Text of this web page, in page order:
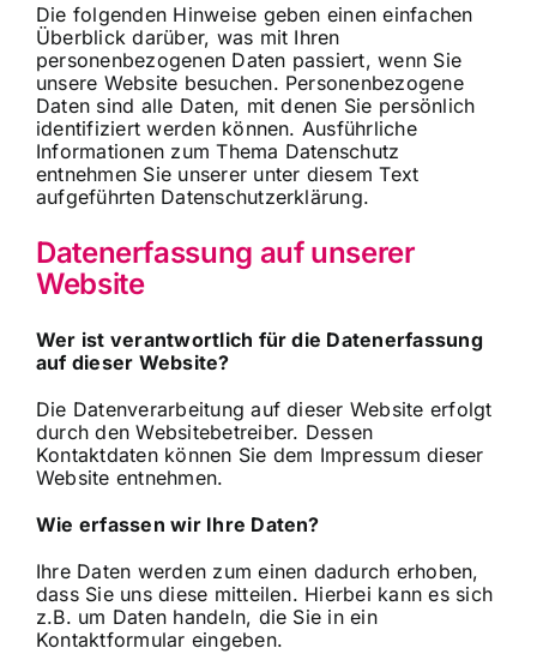
Die folgenden Hinweise geben einen einfachen
Überblick darüber, was mit Ihren
personenbezogenen Daten passiert, wenn Sie
unsere Website besuchen. Personenbezogene
Daten sind alle Daten, mit denen Sie persönlich
identifiziert werden können. Ausführliche
Informationen zum Thema Datenschutz
entnehmen Sie unserer unter diesem Text
aufgeführten Datenschutzerklärung.
Datenerfassung auf unserer
Website
Wer ist verantwortlich für die Datenerfassung
auf dieser Website?
Die Datenverarbeitung auf dieser Website erfolgt
durch den Websitebetreiber. Dessen
Kontaktdaten können Sie dem Impressum dieser
Website entnehmen.
Wie erfassen wir Ihre Daten?
Ihre Daten werden zum einen dadurch erhoben,
dass Sie uns diese mitteilen. Hierbei kann es sich
z.B. um Daten handeln, die Sie in ein
Kontaktformular eingeben.